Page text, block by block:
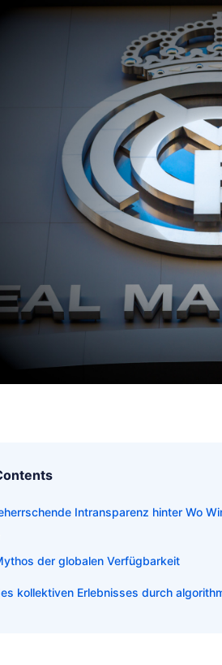
Intransparenz hinter Wo
der globalen Verfügbarkeit
kollektiven Erlebnisses durch